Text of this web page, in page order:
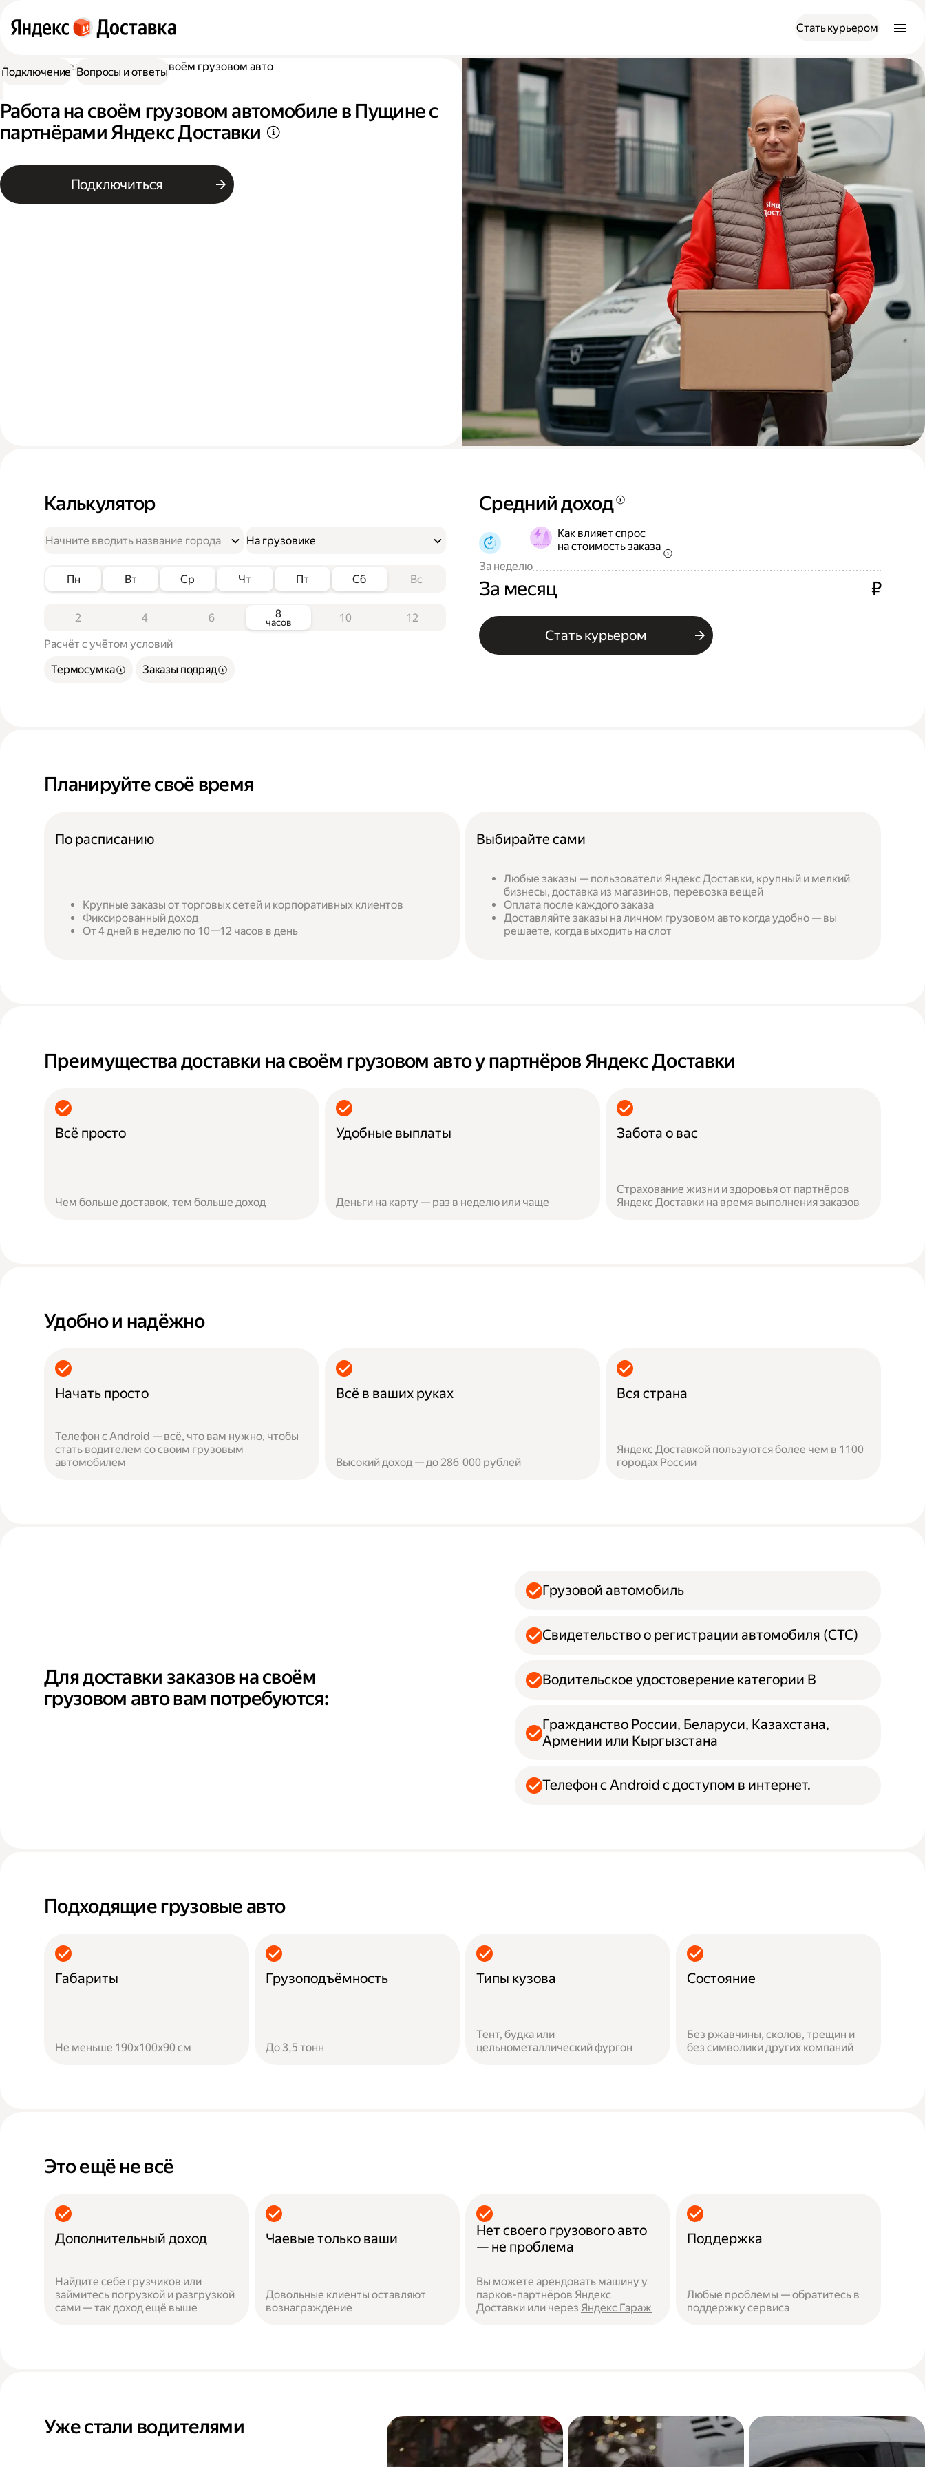
Стать курьером
Работа водителем Работа на своём грузовом авто
Работа на своём грузовом автомобиле в Пущине с
партнёрами Яндекс Доставки
Подключиться
Подключение Вопросы и ответы
Калькулятор
На грузовике
Пн Вт Ср Чт Пт Сб Вс
2 4 6 8
часов 10 12
Расчёт с учётом условий
Термосумка
Заказы подряд
Средний доход
Как влияет спрос
на стоимость заказа
За неделю
За месяц ₽
Стать курьером
Планируйте своё время
По расписанию
Крупные заказы от торговых сетей и корпоративных клиентов
Фиксированный доход
От 4 дней в неделю по 10—12 часов в день
Выбирайте сами
Любые заказы — пользователи Яндекс Доставки, крупный и мелкий
бизнесы, доставка из магазинов, перевозка вещей
Оплата после каждого заказа
Доставляйте заказы на личном грузовом авто когда удобно — вы
решаете, когда выходить на слот
Преимущества доставки на своём грузовом авто у партнёров Яндекс Доставки
Всё просто
Чем больше доставок, тем больше доход
Удобные выплаты
Деньги на карту — раз в неделю или чаще
Забота о вас
Страхование жизни и здоровья от партнёров
Яндекс Доставки на время выполнения заказов
Удобно и надёжно
Начать просто
Телефон с Android — всё, что вам нужно, чтобы
стать водителем со своим грузовым
автомобилем
Всё в ваших руках
Высокий доход — до 286 000 рублей
Вся страна
Яндекс Доставкой пользуются более чем в 1100
городах России
Для доставки заказов на своём
грузовом авто вам потребуются:
Грузовой автомобиль
Свидетельство о регистрации автомобиля (СТС)
Водительское удостоверение категории B
Гражданство России, Беларуси, Казахстана,
Армении или Кыргызстана
Телефон с Android с доступом в интернет.
Подходящие грузовые авто
Габариты
Не меньше 190х100х90 см
Грузоподъёмность
До 3,5 тонн
Типы кузова
Тент, будка или
цельнометаллический фургон
Состояние
Без ржавчины, сколов, трещин и
без символики других компаний
Это ещё не всё
Дополнительный доход
Найдите себе грузчиков или
займитесь погрузкой и разгрузкой
сами — так доход ещё выше
Чаевые только ваши
Довольные клиенты оставляют
вознаграждение
Нет своего грузового авто
— не проблема
Вы можете арендовать машину у
парков-партнёров Яндекс
Доставки или через Яндекс Гараж
Поддержка
Любые проблемы — обратитесь в
поддержку сервиса
Уже стали водителями